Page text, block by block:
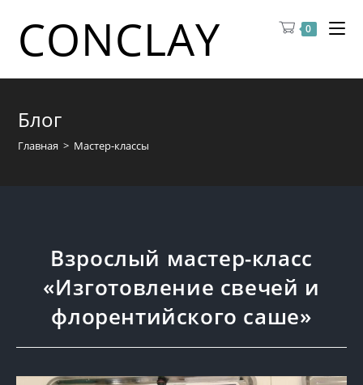
CONCLAY 0
Блог
Главная > Мастер-классы
Взрослый мастер-класс
«Изготовление свечей и
флорентийского саше»